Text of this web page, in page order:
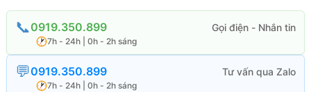
0919.350.899
7h - 24h | 0h - 2h sáng
0919.350.899
7h - 24h | 0h - 2h sáng